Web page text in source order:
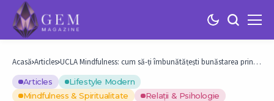
Acasă Articles UCLA Mindfulness: cum să-ți îmbunătățești bunăstarea prin
Articles
Lifestyle Modern
Mindfulness & Spiritualitate
Relații & Psihologie